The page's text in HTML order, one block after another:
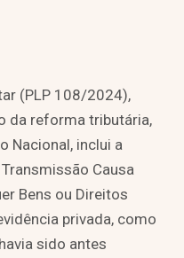
(PLP 108/2024),
da reforma tributária,
Nacional, inclui a
Causa
Bens ou Direitos
privada, como
sido antes